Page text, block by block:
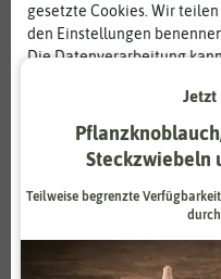
Osram bildet zusammen
optischen Lösungenist.
möchte das Unternehmen
Innovation mit
tägliche Leben bereichern
gesetzte Cookies. Wir
den Einstellungen
Die Datenverarbeitung
erteilt oder abgelehnt
einzuwilligen und die
Zeitpunkt zu ändern oder
Informationen zur
den Diensten erklären wir
Jetzt
Steckzwiebeln
Teilweise begrenzte